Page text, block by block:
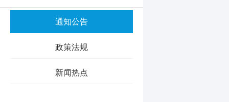
通知公告
政策法规
新闻热点